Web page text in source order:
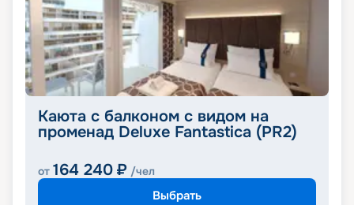
Каюта с балконом с видом на
променад Deluxe Fantastica (PR2)
от 164 240 ₽ /чел
Выбрать